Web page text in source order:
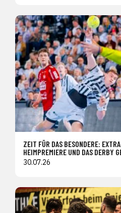
ZEIT FÜR DAS BESONDERE:
HEIMPREMIERE UND DAS DERBY
30.07.26